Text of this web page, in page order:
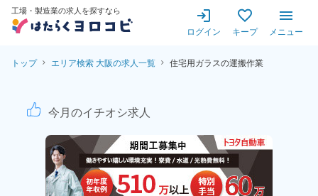
工場・製造業の求人を探すなら
ログイン キープ メニュー
トップ エリア検索 大阪の求人一覧 住宅用ガラスの運搬作業
住宅用ガラスの運搬作業！
今月のイチオシ求人